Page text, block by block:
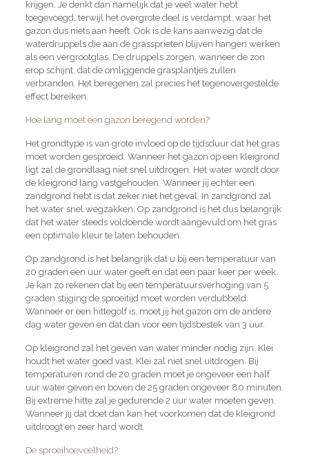
krijgen. Je denkt dan namelijk dat je veel water hebt
toegevoegd, terwijl het overgrote deel is verdampt, waar het
gazon dus niets aan heeft. Ook is de kans aanwezig dat de
waterdruppels die aan de grassprieten blijven hangen werken
als een vergrootglas. De druppels zorgen, wanneer de zon
erop schijnt, dat de omliggende grasplantjes zullen
verbranden. Het beregenen zal precies het tegenovergestelde
effect bereiken.
Hoe lang moet een gazon beregend worden?
Het grondtype is van grote invloed op de tijdsduur dat het gras
moet worden gesproeid. Wanneer het gazon op een kleigrond
ligt zal de grondlaag niet snel uitdrogen. Het water wordt door
de kleigrond lang vastgehouden. Wanneer jij echter een
zandgrond hebt is dat zeker niet het geval. In zandgrond zal
het water snel wegzakken. Op zandgrond is het dus belangrijk
dat het water steeds voldoende wordt aangevuld om het gras
een optimale kleur te laten behouden.
Op zandgrond is het belangrijk dat u bij een temperatuur van
20 graden een uur water geeft en dat een paar keer per week.
Je kan zo rekenen dat bij een temperatuursverhoging van 5
graden stijging de sproeitijd moet worden verdubbeld.
Wanneer er een hittegolf is, moet jij het gazon om de andere
dag water geven en dat dan voor een tijdsbestek van 3 uur.
Op kleigrond zal het geven van water minder nodig zijn. Klei
houdt het water goed vast. Klei zal niet snel uitdrogen. Bij
temperaturen rond de 20 graden moet je ongeveer een half
uur water geven en boven de 25 graden ongeveer 80 minuten.
Bij extreme hitte zal je gedurende 2 uur water moeten geven.
Wanneer jij dat doet dan kan het voorkomen dat de kleigrond
uitdroogt en zeer hard wordt.
De sproeihoeveelheid?